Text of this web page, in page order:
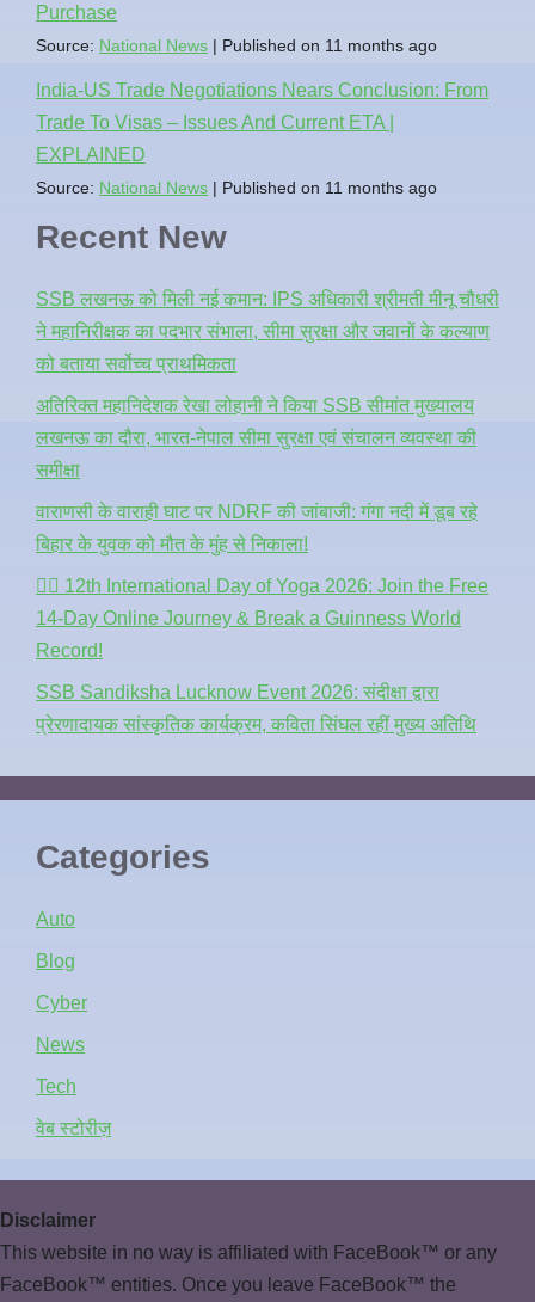
Purchase
Source: National News Published on 11 months ago
India-US Trade Negotiations Nears Conclusion: From
Trade To Visas – Issues And Current ETA |
EXPLAINED
Source: National News Published on 11 months ago
Recent New
SSB लखनऊ को मिली नई कमान: IPS अधिकारी श्रीमती मीनू चौधरी
ने महानिरीक्षक का पदभार संभाला, सीमा सुरक्षा और जवानों के कल्याण
को बताया सर्वोच्च प्राथमिकता
अतिरिक्त महानिदेशक रेखा लोहानी ने किया SSB सीमांत मुख्यालय
लखनऊ का दौरा, भारत-नेपाल सीमा सुरक्षा एवं संचालन व्यवस्था की
समीक्षा
वाराणसी के वाराही घाट पर NDRF की जांबाजी: गंगा नदी में डूब रहे
बिहार के युवक को मौत के मुंह से निकाला!
🧘‍♂️ 12th International Day of Yoga 2026: Join the Free
14-Day Online Journey & Break a Guinness World
Record!
SSB Sandiksha Lucknow Event 2026: संदीक्षा द्वारा
प्रेरणादायक सांस्कृतिक कार्यक्रम, कविता सिंघल रहीं मुख्य अतिथि
Categories
Auto
Blog
Cyber
News
Tech
वेब स्टोरीज़
Disclaimer
This website in no way is affiliated with FaceBook™ or any
FaceBook™ entities. Once you leave FaceBook™ the